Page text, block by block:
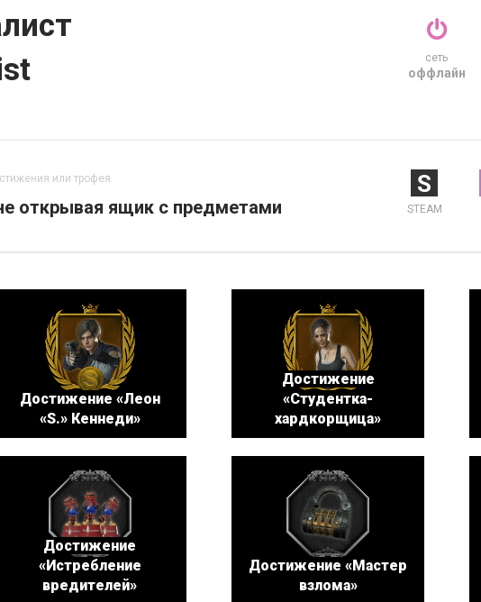
сеть
оффлайн
или трофея
открывая ящик с предметами
S
STEAM
Достижение «Леон
«S.» Кеннеди»
Достижение
«Студентка-
хардкорщица»
Достижение
«Истребление
вредителей»
Достижение «Мастер
взлома»